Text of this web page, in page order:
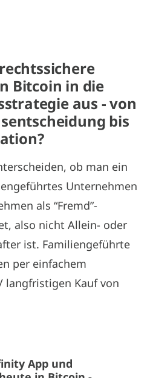
Bitcoin in die
aus - von
bis
ob man ein
Unternehmen
als “Fremd”-
also nicht Allein- oder
ist. Familiengeführte
per einfachem
langfristigen Kauf von
App und